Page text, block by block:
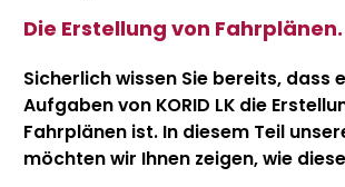
Die Erstellung von Fahrplänen.
Sicherlich wissen Sie bereits, dass
Aufgaben von KORID LK die
Fahrplänen ist. In diesem Teil
möchten wir Ihnen zeigen, wie